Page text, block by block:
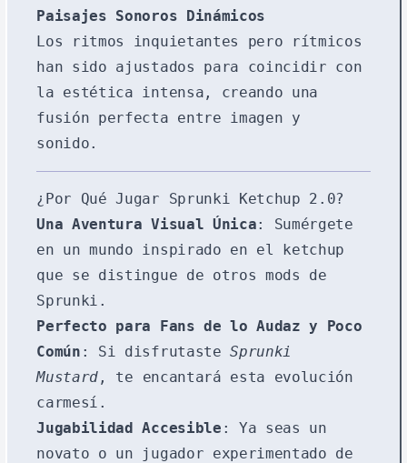
Paisajes Sonoros Dinámicos
Los ritmos inquietantes pero rítmicos
han sido ajustados para coincidir con
la estética intensa, creando una
fusión perfecta entre imagen y
sonido.
¿Por Qué Jugar Sprunki Ketchup 2.0?
Una Aventura Visual Única: Sumérgete
en un mundo inspirado en el ketchup
que se distingue de otros mods de
Sprunki.
Perfecto para Fans de lo Audaz y Poco
Común : Si disfrutasteSprunki
Mustard , te encantará esta evolución
carmesí.
Jugabilidad Accesible : Ya seas un
novato o un jugador experimentado de